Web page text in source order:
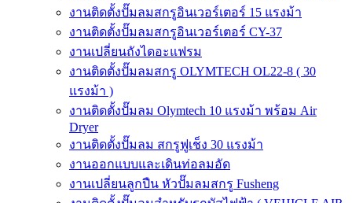
งานติดตั้งปั๊มลมสกรูอินเวอร์เตอร์ 15 แรงม้า
งานติดตั้งปั๊มลมสกรูอินเวอร์เตอร์ CY-37
งานเปลี่ยนถังไดอะแฟรม
งานติดตั้งปั๊มลมสกรู OLYMTECH OL22-8 ( 30
แรงม้า )
งานติดตั้งปั๊มลม Olymtech 10 แรงม้า พร้อม Air
Dryer
งานติดตั้งปั๊มลม สกรูฟูเช็ง 30 แรงม้า
งานออกแบบและเดินท่อลมอัด
งานเปลี่ยนลูกปืน หัวปั๊มลมสกรู Fusheng